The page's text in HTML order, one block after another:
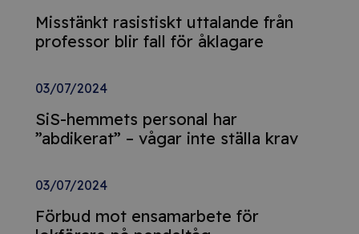
Misstänkt rasistiskt uttalande från
professor blir fall för åklagare
03/07/2024
SiS-hemmets personal har
”abdikerat” – vågar inte ställa krav
03/07/2024
Förbud mot ensamarbete för